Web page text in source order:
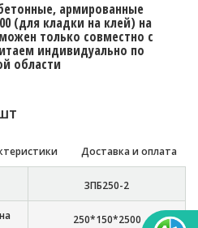
армированные
(для кладки на клей) на
только совместно с
индивидуально по
области
Доставка и оплата
3ПБ250-2
250*150*2500